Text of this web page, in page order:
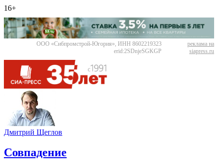
16+
ООО «Сибпромстрой-Югория», ИНН 8602219323
erid:2SDnjeSGKGP
реклама на
siapress.ru
Дмитрий Щеглов
​Совпадение